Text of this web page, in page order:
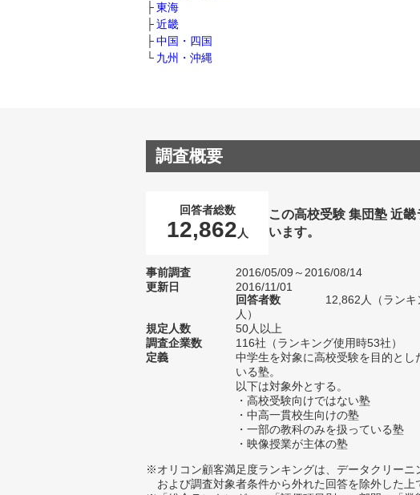
東海
近畿
中国・四国
九州・沖縄
調査概要
回答者総数
12,862 人
この高校受験 集団塾 近
います。
事前調査
2016/05/09～2016/08/14
更新日
2016/11/01
回答者数
12,862人（ラン
人）
規定人数
50人以上
調査企業数
116社（ランキング使用時53社）
定義
中学生を対象に高校受験を目的とし
いる塾。
以下は対象外とする。
・高校受験向けではない塾
・中高一貫校生向けの塾
・一部の教科のみを扱っている塾
・映像授業が主体の塾
※オリコン顧客満足度ランキングは、データクリーニ
および調査対象者条件から外れた回答を除外した上